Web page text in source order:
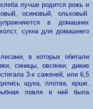
лучше родится рожь и
осиновый, ольховый.
в домашних
сукна для домашнего
в которых обитали
синицы, овсянки, дикие
3-х саженей, или 6,5
щука, плотва, ерши,
ловля в ней была